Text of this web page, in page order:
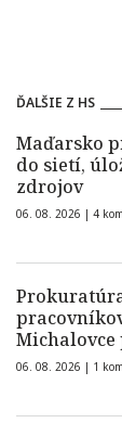
ĎALŠIE Z HS
Maďarsko
do sietí,
zdrojov
06. 08. 2026 | 4
06. 08. 2026 | 1